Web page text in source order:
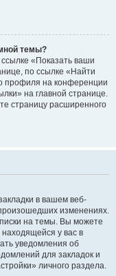
темы?
«Показать ваши
по ссылке «Найти
профиля на конференции
на главной странице.
страницу расширенного
в вашем веб-
изменениях.
на темы. Вы можете
у вас в
уведомления об
для закладок и
личного раздела.